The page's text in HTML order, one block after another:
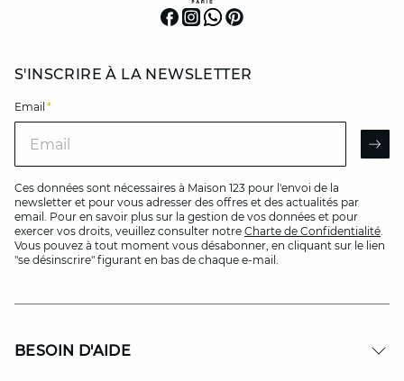
S'INSCRIRE À LA NEWSLETTER
Email *
Ces données sont nécessaires à Maison 123 pour l'envoi de la
newsletter et pour vous adresser des offres et des actualités par
email. Pour en savoir plus sur la gestion de vos données et pour
exercer vos droits, veuillez consulter notre Charte de Confidentialité.
Vous pouvez à tout moment vous désabonner, en cliquant sur le lien
"se désinscrire" figurant en bas de chaque e-mail.
BESOIN D'AIDE